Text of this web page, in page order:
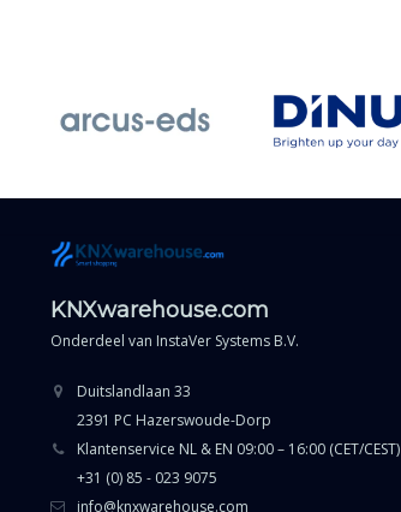
KNXwarehouse.com
Onderdeel van InstaVer Systems B.V.
Duitslandlaan 33
2391 PC Hazerswoude-Dorp
Klantenservice NL & EN 09:00 – 16:00 (CET/CEST)
+31 (0) 85 - 023 9075
info@knxwarehouse.com